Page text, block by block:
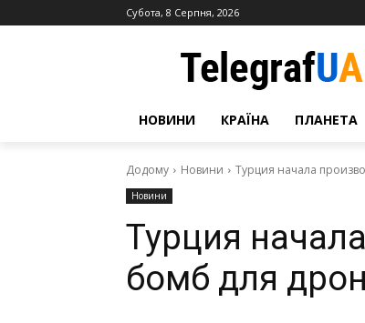
Субота, 8 Серпня, 2026
НОВИНИ КРАЇНА ПЛАНЕТА
Додому Новини Турция начала
Новини
Турция
бомб для